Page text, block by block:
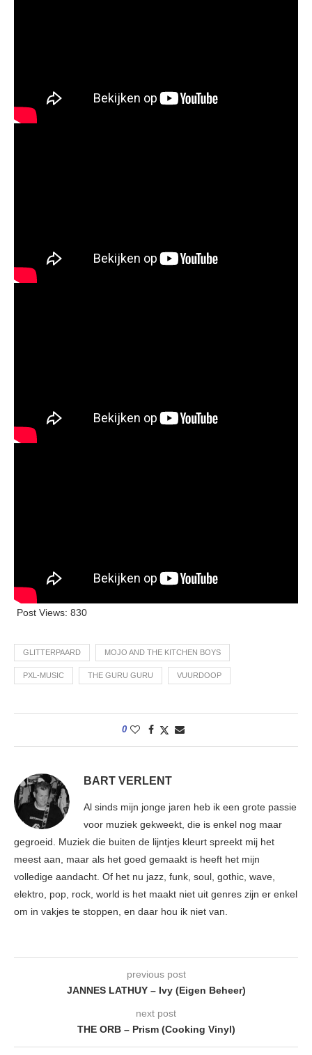
Post Views: 830
GLITTERPAARD MOJO AND THE KITCHEN BOYS
PXL-MUSIC THE GURU GURU VUURDOOP
0
BART VERLENT
Al sinds mijn jonge jaren heb ik een grote passie
voor muziek gekweekt, die is enkel nog maar
gegroeid. Muziek die buiten de lijntjes kleurt spreekt mij het
meest aan, maar als het goed gemaakt is heeft het mijn
volledige aandacht. Of het nu jazz, funk, soul, gothic, wave,
elektro, pop, rock, world is het maakt niet uit genres zijn er enkel
om in vakjes te stoppen, en daar hou ik niet van.
previous post
JANNES LATHUY – Ivy (Eigen Beheer)
next post
THE ORB – Prism (Cooking Vinyl)